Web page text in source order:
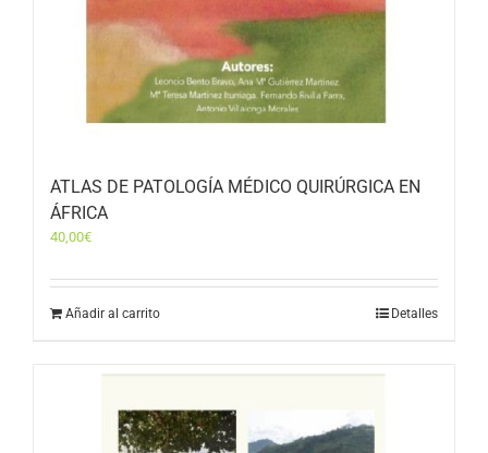
ATLAS DE PATOLOGÍA MÉDICO QUIRÚRGICA EN
ÁFRICA
40,00€
Añadir al carrito Detalles